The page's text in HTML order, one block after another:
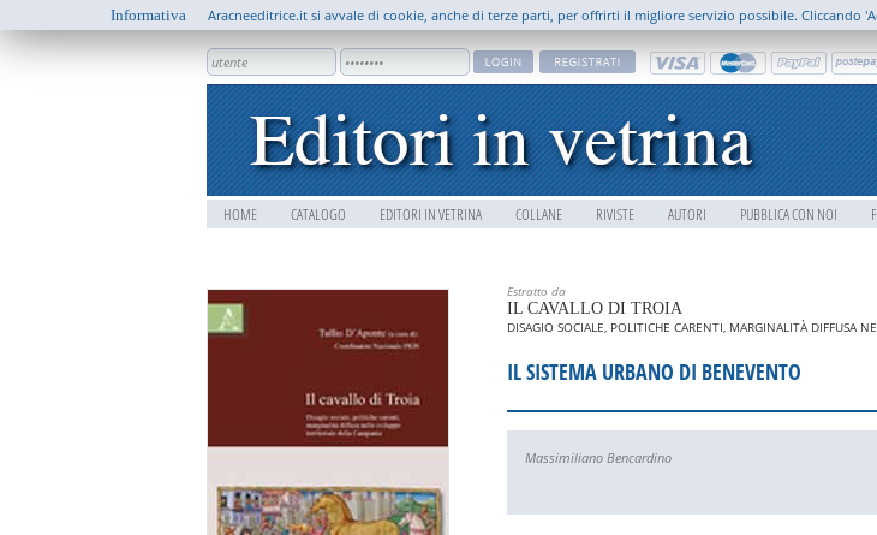
HOME CATALOGO EDITORI IN VETRINA COLLANE RIVISTE AUTORI PUBBLICA CON NOI
Informativa Aracneeditrice.it si avvale di cookie, anche di terze parti, per offrirti il migliore servizio possibile. Cliccando
Estratto da
IL CAVALLO DI TROIA
DISAGIO SOCIALE, POLITICHE CARENTI, MARGINALITÀ DIFFUSA
IL SISTEMA URBANO DI BENEVENTO
Massimiliano Bencardino